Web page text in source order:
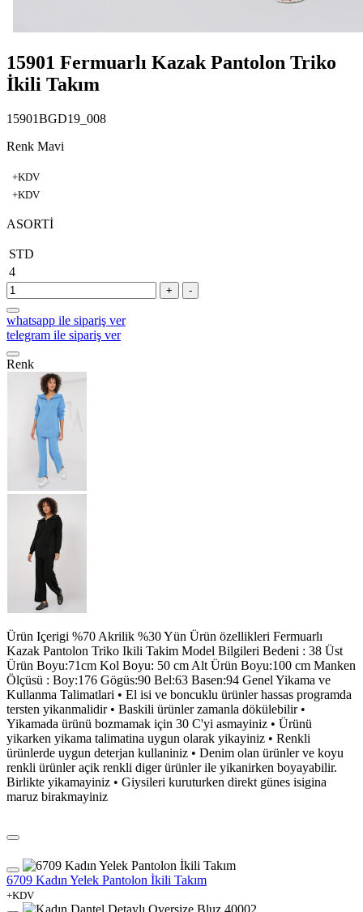
15901 Fermuarlı Kazak Pantolon Triko
İkili Takım
15901BGD19_008
Renk Mavi
+KDV
+KDV
ASORTİ
STD
4
+ -
whatsapp ile sipariş ver
telegram ile sipariş ver
Renk
Ürün Içerigi %70 Akrilik %30 Yün Ürün özellikleri Fermuarlı
Kazak Pantolon Triko Ikili Takim Model Bilgileri Bedeni : 38 Üst
Ürün Boyu:71cm Kol Boyu: 50 cm Alt Ürün Boyu:100 cm Manken
Ölçüsü : Boy:176 Gögüs:90 Bel:63 Basen:94 Genel Yikama ve
Kullanma Talimatlari • El isi ve boncuklu ürünler hassas programda
tersten yikanmalidir • Baskili ürünler zamanla dökülebilir •
Yikamada ürünü bozmamak için 30 C'yi asmayiniz • Ürünü
yikarken yikama talimatina uygun olarak yikayiniz • Renkli
ürünlerde uygun deterjan kullaniniz • Denim olan ürünler ve koyu
renkli ürünler açik renkli diger ürünler ile yikanirken boyayabilir.
Birlikte yikamayiniz • Giysileri kuruturken direkt günes isigina
maruz birakmayiniz
6709 Kadın Yelek Pantolon İkili Takım
+KDV